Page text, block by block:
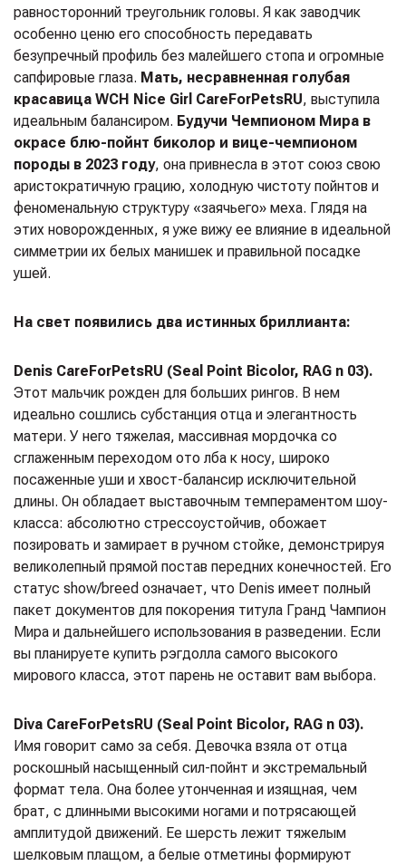
равносторонний треугольник головы. Я как заводчик
особенно ценю его способность передавать
безупречный профиль без малейшего стопа и огромные
сапфировые глаза. Мать, несравненная голубая
красавица WCH Nice Girl CareForPetsRU, выступила
идеальным балансиром. Будучи Чемпионом Мира в
окрасе блю-пойнт биколор и вице-чемпионом
породы в 2023 году, она привнесла в этот союз свою
аристократичную грацию, холодную чистоту пойнтов и
феноменальную структуру «заячьего» меха. Глядя на
этих новорожденных, я уже вижу ее влияние в идеальной
симметрии их белых манишек и правильной посадке
ушей.
На свет появились два истинных бриллианта:
Denis CareForPetsRU (Seal Point Bicolor, RAG n 03).
Этот мальчик рожден для больших рингов. В нем
идеально сошлись субстанция отца и элегантность
матери. У него тяжелая, массивная мордочка со
сглаженным переходом ото лба к носу, широко
посаженные уши и хвост-балансир исключительной
длины. Он обладает выставочным темпераментом шоу-
класса: абсолютно стрессоустойчив, обожает
позировать и замирает в ручном стойке, демонстрируя
великолепный прямой постав передних конечностей. Его
статус show/breed означает, что Denis имеет полный
пакет документов для покорения титула Гранд Чампион
Мира и дальнейшего использования в разведении. Если
вы планируете купить рэгдолла самого высокого
мирового класса, этот парень не оставит вам выбора.
Diva CareForPetsRU (Seal Point Bicolor, RAG n 03).
Имя говорит само за себя. Девочка взяла от отца
роскошный насыщенный сил-пойнт и экстремальный
формат тела. Она более утонченная и изящная, чем
брат, с длинными высокими ногами и потрясающей
амплитудой движений. Ее шерсть лежит тяжелым
шелковым плащом, а белые отметины формируют